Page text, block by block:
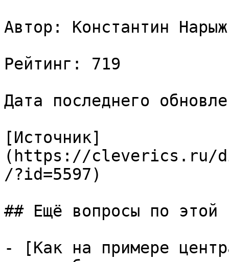
Автор: Константин
Рейтинг: 719
Дата последнего
[Источник]
(https://cleverics.ru/
/?id=5597)
## Ещё вопросы по этой
- [Как на примере